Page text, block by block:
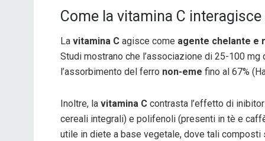
Come la vitamina C
La vitamina C agisce come agente chelante e
Studi mostrano che l’associazione di 25-100 mg
l’assorbimento del ferro non-eme fino al 67%
Inoltre, la vitamina C contrasta l’effetto di
cereali integrali) e polifenoli (presenti in tè e
utile in diete a base vegetale, dove tali